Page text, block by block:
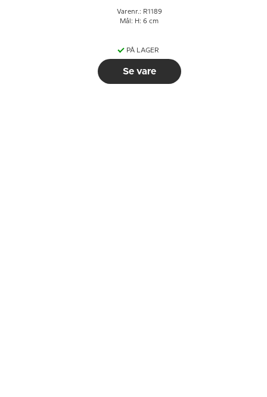
Varenr.: R1189
Mål: H: 6 cm
PÅ LAGER
Se vare